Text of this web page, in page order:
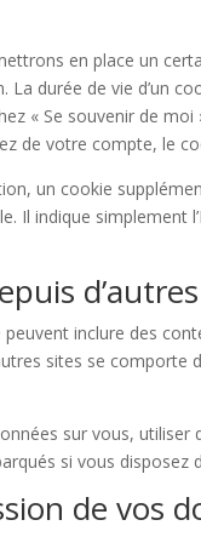
en place un
La durée de vie d’un
« Se souvenir de
de votre compte, le
un cookie
Il indique simplement
inclure des
sites se
sur vous,
si vous disposez
de vos